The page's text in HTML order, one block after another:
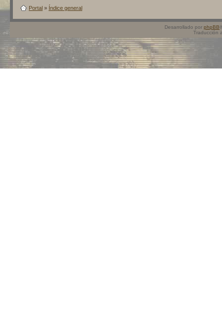
Portal » Índice general
Desarrollado por phpBB
Traducción